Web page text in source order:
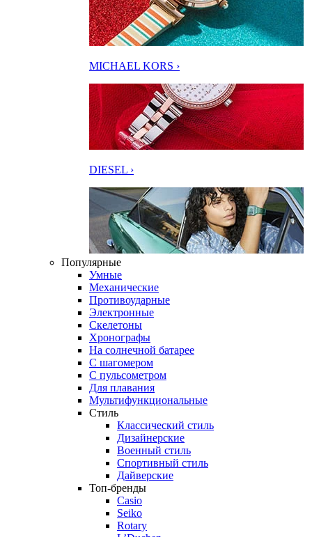
MICHAEL KORS ›
DIESEL ›
Популярные
Умные
Механические
Противоударные
Электронные
Скелетоны
Хронографы
На солнечной батарее
С шагомером
С пульсометром
Для плавания
Мультифункциональные
Стиль
Классический стиль
Дизайнерские
Военный стиль
Спортивный стиль
Дайверские
Топ-бренды
Casio
Seiko
Rotary